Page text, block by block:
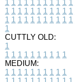
1 1 1 1 1 1 1 1 1 1 1
1 1 1 1 1 1 1 1 1 1 1
1 1 1 1 1 1 1 1 1 1 1
1
CUTTLY OLD:
1
1 1 1 1 1 1 1 1 1 1
MEDIUM:
1 1 1 1 1 1 1 1 1 1